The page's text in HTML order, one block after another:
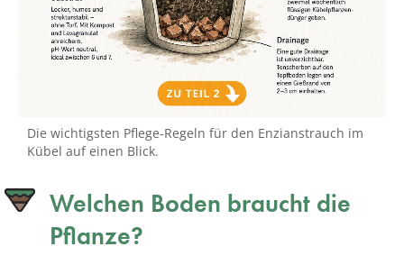
Die wichtigsten Pflege-Regeln für den Enzianstrauch im
Kübel auf einen Blick.
Welchen Boden braucht die
Pflanze?